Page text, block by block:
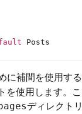
Posts
に補間を使用する
を使用します。こ
ディレクト